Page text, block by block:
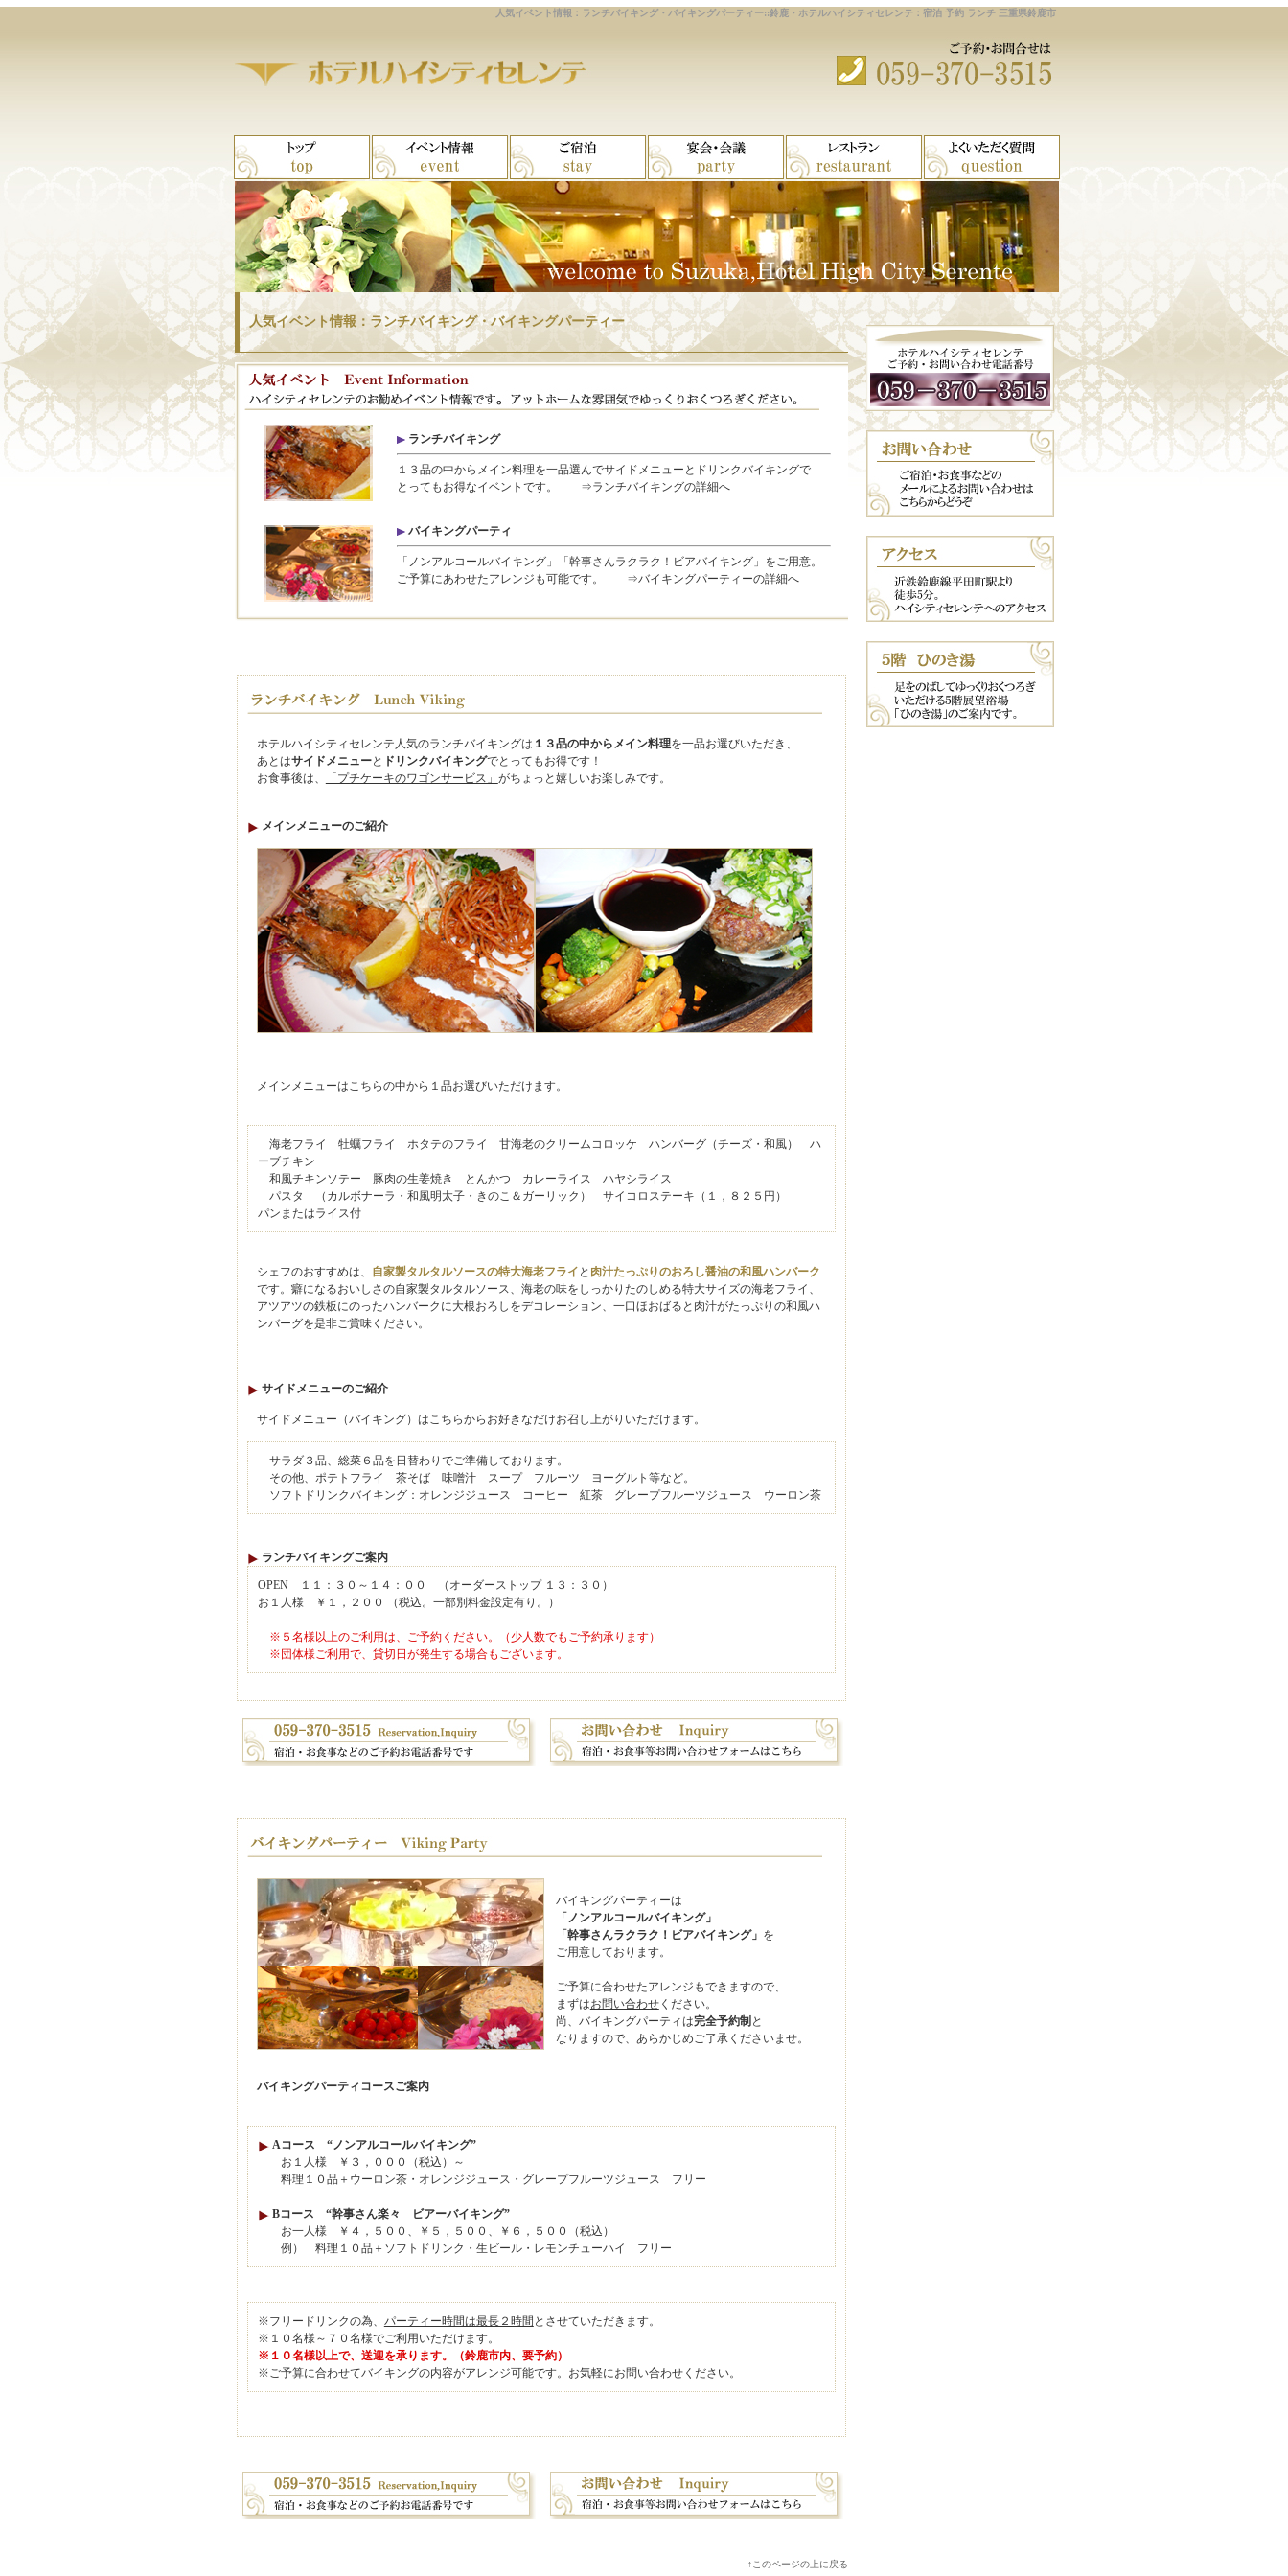
人気イベント情報：ランチバイキング・バイキングパーティー::鈴鹿・ホテルハイシティセレンテ：宿泊 予約 ランチ 三重県鈴鹿市
人気イベント情報：ランチバイキング・バイキングパーティー
ランチバイキング
１３品の中からメイン料理を一品選んでサイドメニューとドリンクバイキングで
とってもお得なイベントです。 ⇒ランチバイキングの詳細へ
バイキングパーティ
「ノンアルコールバイキング」「幹事さんラクラク！ビアバイキング」をご用意。
ご予算にあわせたアレンジも可能です。 ⇒バイキングパーティーの詳細へ
ホテルハイシティセレンテ人気のランチバイキングは １３品の中からメイン料理を一品お選びいただき、
あとはサイドメニューと ドリンクバイキングでとってもお得です！
お食事後は、
「プチケーキのワゴンサービス」 がちょっと嬉しいお楽しみです。
メインメニューのご紹介
メインメニューはこちらの中から１品お選びいただけます。
海老フライ 牡蠣フライ ホタテのフライ 甘海老のクリームコロッケ ハンバーグ（チーズ・和風） ハ
ーブチキン
和風チキンソテー 豚肉の生姜焼き とんかつ カレーライス ハヤシライス
パスタ （カルボナーラ・和風明太子・きのこ＆ガーリック） サイコロステーキ（１，８２５円）
パンまたはライス付
シェフのおすすめは、 自家製タルタルソースの特大海老フライ と 肉汁たっぷりのおろし醤油の和風ハンバーク
です。癖になるおいしさの自家製タルタルソース、海老の味をしっかりたのしめる特大サイズの海老フライ、
アツアツの鉄板にのったハンバークに大根おろしをデコレーション、一口ほおばると肉汁がたっぷりの和風ハ
ンバーグを是非ご賞味ください。
サイドメニューのご紹介
サイドメニュー（バイキング）はこちらからお好きなだけお召し上がりいただけます。
サラダ３品、総菜６品を日替わりでご準備しております。
その他、ポテトフライ 茶そば 味噌汁 スープ フルーツ ヨーグルト等など。
ソフトドリンクバイキング：オレンジジュース コーヒー 紅茶 グレープフルーツジュース ウーロン茶
ランチバイキングご案内
OPEN １１：３０～１４：００ （オーダーストップ １３：３０）
お１人様 ￥１，２００ （税込。一部別料金設定有り。）
※５名様以上のご利用は、ご予約ください。（少人数でもご予約承ります）
※団体様ご利用で、貸切日が発生する場合もございます。
バイキングパーティーは
「ノンアルコールバイキング」
「幹事さんラクラク！ビアバイキング」 を
ご用意しております。
ご予算に合わせたアレンジもできますので、
まずはお問い合わせください。
尚、バイキングパーティは完全予約制 と
なりますので、あらかじめご了承くださいませ。
バイキングパーティコースご案内
Aコース “ノンアルコールバイキング”
お１人様 ￥３，０００（税込）～
料理１０品＋ウーロン茶・オレンジジュース・グレープフルーツジュース フリー
Bコース “幹事さん楽々 ビアーバイキング”
お一人様 ￥４，５００、￥５，５００、￥６，５００（税込）
例） 料理１０品＋ソフトドリンク・生ビール・レモンチューハイ フリー
※フリードリンクの為、 パーティー時間は最長２時間 とさせていただきます。
※１０名様～７０名様でご利用いただけます。
※１０名様以上で、送迎を承ります。（鈴鹿市内、要予約）
※ご予算に合わせてバイキングの内容がアレンジ可能です。お気軽にお問い合わせください。
↑このページの上に戻る